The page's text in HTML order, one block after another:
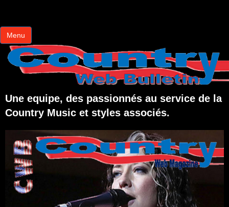
Menu
Une equipe, des passionnés au service de la
Country Music et styles associés.